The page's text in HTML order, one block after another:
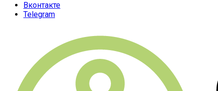
Вконтакте
Telegram